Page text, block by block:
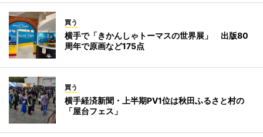
買う
横手で「きかんしゃトーマスの世界展」 出版80
周年で原画など175点
買う
横手経済新聞・上半期PV1位は秋田ふるさと村の
「屋台フェス」